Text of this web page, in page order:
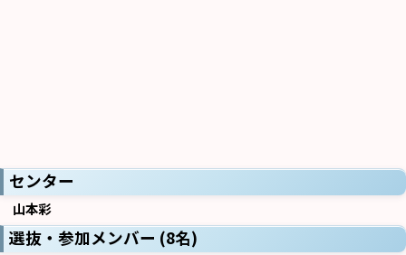
センター
山本彩
選抜・参加メンバー (8名)